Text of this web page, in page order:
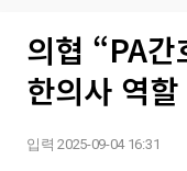
의협 “PA
한의사 역
입력 2025-09-04 16:31